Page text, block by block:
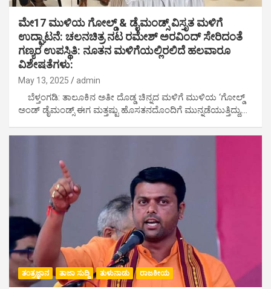
ಮೇ17 ಮುಳಿಯ ಗೋಲ್ಡ್ & ಡೈಮಂಡ್ಸ್ ವಿಸ್ತೃತ ಮಳಿಗೆ
ಉದ್ಘಾಟನೆ: ಚಲನಚಿತ್ರ ನಟ ರಮೇಶ್ ಅರವಿಂದ್ ಸೇರಿದಂತೆ
ಗಣ್ಯರ ಉಪಸ್ಥಿತಿ: ನೂತನ ಮಳಿಗೆಯಲ್ಲಿರಲಿದೆ ಹಲವಾರೂ
ವಿಶೇಷತೆಗಳು:
May 13, 2025 admin
ಬೆಳ್ತಂಗಡಿ: ತಾಲೂಕಿನ ಅತೀ ದೊಡ್ಡ ಚಿನ್ನದ ಮಳಿಗೆ ಮುಳಿಯ ‘ಗೋಲ್ಡ್
ಅಂಡ್ ಡೈಮಂಡ್ಸ್ ಈಗ ಮತ್ತಷ್ಟು ಹೊಸತನದೊಂದಿಗೆ ಮುನ್ನಡೆಯುತ್ತಿದ್ದು,…
ತಂತ್ರಜ್ಞಾನ ತಾಜಾ ಸುದ್ದಿ ತುಳುನಾಡು ರಾಜಕೀಯ